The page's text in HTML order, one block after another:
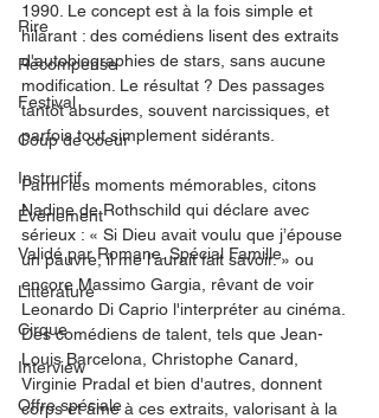
Rire
Récompense
Festival
Coup de coeur
Instructif
Événement
Validé par Romane. Spécial Famille
Littérature
Cirque
Interview
Offre spéciale
1990. Le concept est à la fois simple et
hilarant : des comédiens lisent des extraits
d'autobiographies de stars, sans aucune
modification. Le résultat ? Des passages
tantôt absurdes, souvent narcissiques, et
parfois tout simplement sidérants.
Parmi les moments mémorables, citons
Nadine de Rothschild qui déclare avec
sérieux : « Si Dieu avait voulu que j’épouse
un pauvre, il me l’aurait fait savoir. » ou
encore Massimo Gargia, rêvant de voir
Leonardo Di Caprio l'interpréter au cinéma.
Des comédiens de talent, tels que Jean-
Louis Barcelona, Christophe Canard,
Virginie Pradal et bien d'autres, donnent
corps et âme à ces extraits, valorisant à la